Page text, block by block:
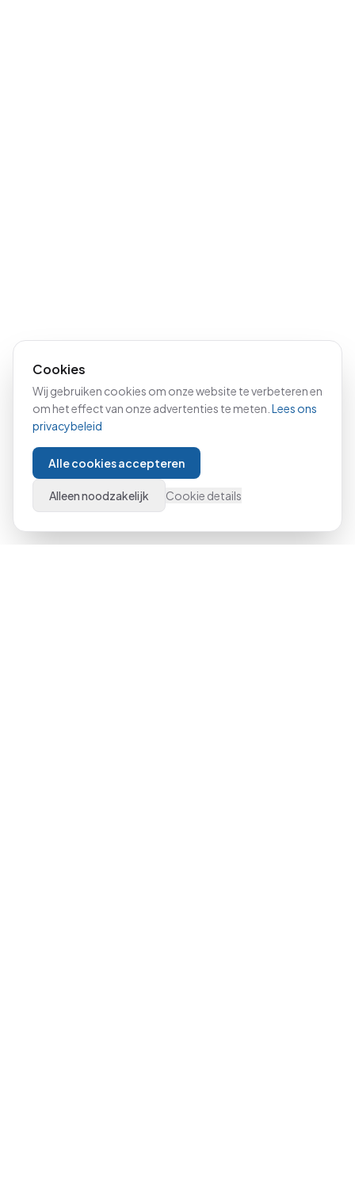
Cookies
Wij gebruiken cookies om onze website te verbeteren en
om het effect van onze advertenties te meten. Lees ons
privacybeleid
Alle cookies accepteren
Alleen noodzakelijk Cookie details